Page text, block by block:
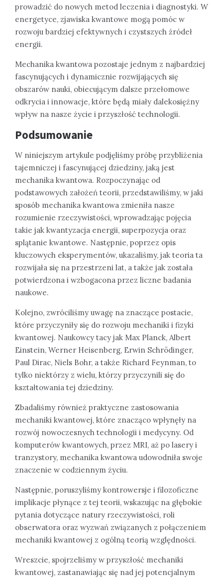
prowadzić do nowych metod leczenia i diagnostyki. W
energetyce, zjawiska kwantowe mogą pomóc w
rozwoju bardziej efektywnych i czystszych źródeł
energii.
Mechanika kwantowa pozostaje jednym z najbardziej
fascynujących i dynamicznie rozwijających się
obszarów nauki, obiecującym dalsze przełomowe
odkrycia i innowacje, które będą miały dalekosiężny
wpływ na nasze życie i przyszłość technologii.
Podsumowanie
W niniejszym artykule podjęliśmy próbę przybliżenia
tajemniczej i fascynującej dziedziny, jaką jest
mechanika kwantowa. Rozpoczynając od
podstawowych założeń teorii, przedstawiliśmy, w jaki
sposób mechanika kwantowa zmieniła nasze
rozumienie rzeczywistości, wprowadzając pojęcia
takie jak kwantyzacja energii, superpozycja oraz
splątanie kwantowe. Następnie, poprzez opis
kluczowych eksperymentów, ukazaliśmy, jak teoria ta
rozwijała się na przestrzeni lat, a także jak została
potwierdzona i wzbogacona przez liczne badania
naukowe.
Kolejno, zwróciliśmy uwagę na znaczące postacie,
które przyczyniły się do rozwoju mechaniki i fizyki
kwantowej. Naukowcy tacy jak Max Planck, Albert
Einstein, Werner Heisenberg, Erwin Schrödinger,
Paul Dirac, Niels Bohr, a także Richard Feynman, to
tylko niektórzy z wielu, którzy przyczynili się do
kształtowania tej dziedziny.
Zbadaliśmy również praktyczne zastosowania
mechaniki kwantowej, które znacząco wpłynęły na
rozwój nowoczesnych technologii i medycyny. Od
komputerów kwantowych, przez MRI, aż po lasery i
tranzystory, mechanika kwantowa udowodniła swoje
znaczenie w codziennym życiu.
Następnie, poruszyliśmy kontrowersje i filozoficzne
implikacje płynące z tej teorii, wskazując na głębokie
pytania dotyczące natury rzeczywistości, roli
obserwatora oraz wyzwań związanych z połączeniem
mechaniki kwantowej z ogólną teorią względności.
Wreszcie, spojrzeliśmy w przyszłość mechaniki
kwantowej, zastanawiając się nad jej potencjalnym